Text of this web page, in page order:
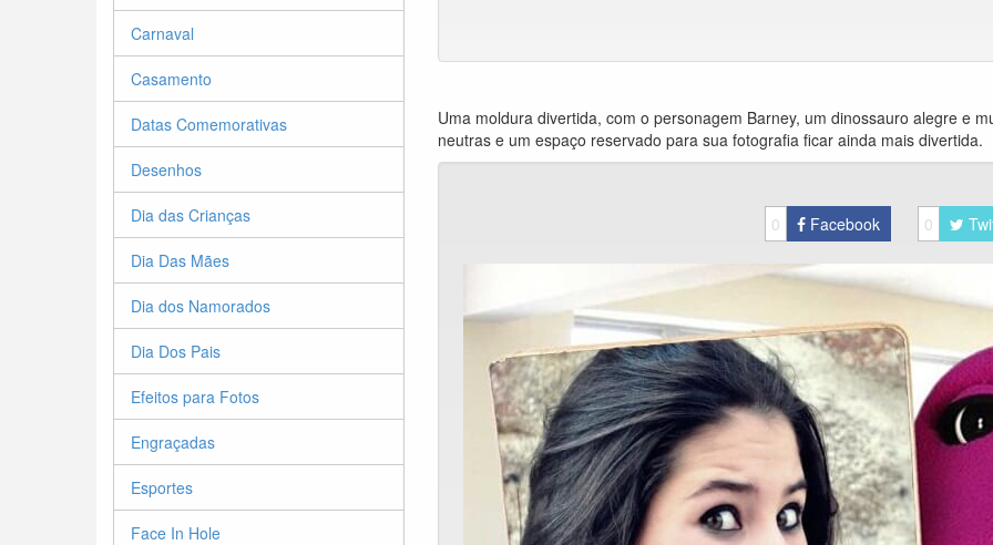
Carnaval
Casamento
Datas Comemorativas
Desenhos
Dia das Crianças
Dia Das Mães
Dia dos Namorados
Dia Dos Pais
Efeitos para Fotos
Engraçadas
Esportes
Face In Hole
Uma moldura divertida, com o personagem Barney, um dinossauro alegre e
neutras e um espaço reservado para sua fotografia ficar ainda mais divertida.
0 Facebook 0